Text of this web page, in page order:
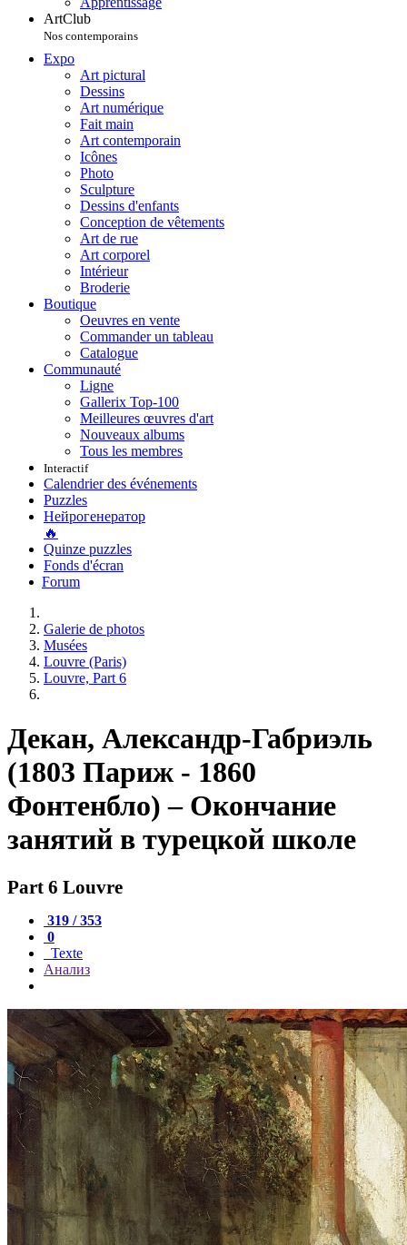
ArtClub
Nos contemporains
Expo
Art pictural
Dessins
Art numérique
Fait main
Art contemporain
Icônes
Photo
Sculpture
Dessins d'enfants
Conception de vêtements
Art de rue
Art corporel
Intérieur
Broderie
Boutique
Oeuvres en vente
Commander un tableau
Catalogue
Communauté
Ligne
Gallerix Top-100
Meilleures œuvres d'art
Nouveaux albums
Tous les membres
Interactif
Calendrier des événements
Puzzles
Нейрогенератор
🔥
Quinze puzzles
Fonds d'écran
Forum
Galerie de photos
Musées
Louvre (Paris)
Louvre, Part 6
Декан, Александр-Габриэль
(1803 Париж - 1860
Фонтенбло) – Окончание
занятий в турецкой школе
Part 6 Louvre
319 / 353
0
Texte
Анализ